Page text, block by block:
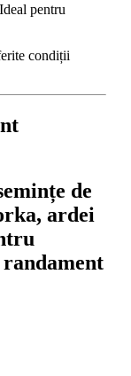
pentru
condiții
de
ardei